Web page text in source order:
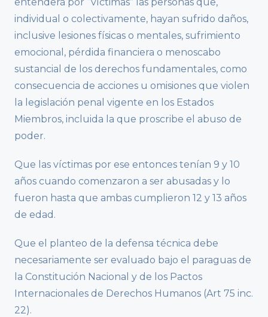
individual o colectivamente, hayan sufrido daños,
inclusive lesiones físicas o mentales, sufrimiento
emocional, pérdida financiera o menoscabo
sustancial de los derechos fundamentales, como
consecuencia de acciones u omisiones que violen
la legislación penal vigente en los Estados
Miembros, incluida la que proscribe el abuso de
poder.
Que las víctimas por ese entonces tenían 9 y 10
años cuando comenzaron a ser abusadas y lo
fueron hasta que ambas cumplieron 12 y 13 años
de edad.
Que el planteo de la defensa técnica debe
necesariamente ser evaluado bajo el paraguas de
la Constitución Nacional y de los Pactos
Internacionales de Derechos Humanos (Art 75 inc.
22).